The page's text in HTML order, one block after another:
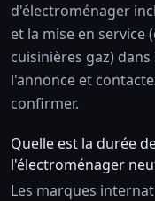
d'électroménager
et la mise en service
cuisinières gaz)
l'annonce et
confirmer.
Quelle est la durée
l'électroménager
Les marques